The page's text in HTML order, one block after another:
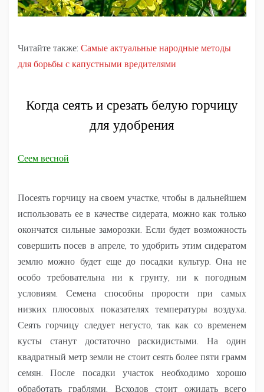
Читайте также: Самые актуальные народные методы
для борьбы с капустными вредителями
Когда сеять и срезать белую горчицу
для удобрения
Сеем весной
Посеять горчицу на своем участке, чтобы в дальнейшем
использовать ее в качестве сидерата, можно как только
окончатся сильные заморозки. Если будет возможность
совершить посев в апреле, то удобрить этим сидератом
землю можно будет еще до посадки культур. Она не
особо требовательна ни к грунту, ни к погодным
условиям. Семена способны прорости при самых
низких плюсовых показателях температуры воздуха.
Сеять горчицу следует негусто, так как со временем
кусты станут достаточно раскидистыми. На один
квадратный метр земли не стоит сеять более пяти грамм
семян. После посадки участок необходимо хорошо
обработать граблями. Всходов стоит ожидать всего